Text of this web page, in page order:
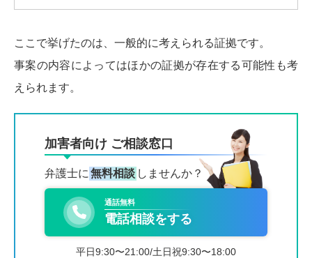
ここで挙げたのは、一般的に考えられる証拠です。
事案の内容によってはほかの証拠が存在する可能性も考
えられます。
加害者向け ご相談窓口
弁護士に 無料相談 しませんか？
通話無料
電話相談をする
平日9:30〜21:00/土日祝9:30〜18:00